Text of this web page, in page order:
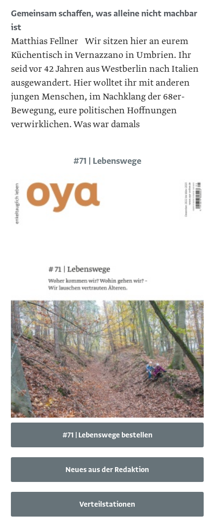
Gemeinsam schaffen, was alleine nicht machbar
ist
Matthias Fellner Wir sitzen hier an eurem
Küchentisch in Vernazzano in Umbrien. Ihr
seid vor 42 Jahren aus Westberlin nach Italien
ausgewandert. Hier wolltet ihr mit anderen
jungen Menschen, im Nachklang der 68er-
Bewegung, eure politischen Hoffnungen
verwirklichen. Was war damals
#71 | Lebenswege
#71 | Lebenswege bestellen
Neues aus der Redaktion
Verteilstationen